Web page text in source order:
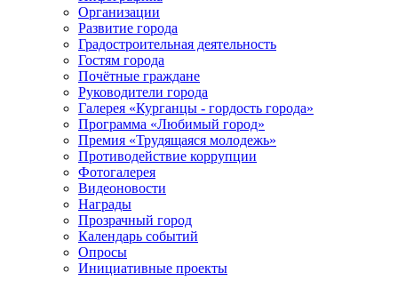
Организации
Развитие города
Градостроительная деятельность
Гостям города
Почётные граждане
Руководители города
Галерея «Курганцы - гордость города»
Программа «Любимый город»
Премия «Трудящаяся молодежь»
Противодействие коррупции
Фотогалерея
Видеоновости
Награды
Прозрачный город
Календарь событий
Опросы
Инициативные проекты